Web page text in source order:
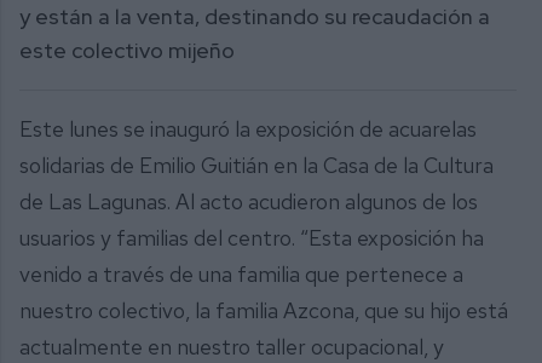
y están a la venta, destinando su recaudación a
este colectivo mijeño
Este lunes se inauguró la exposición de acuarelas
solidarias de Emilio Guitián en la Casa de la Cultura
de Las Lagunas. Al acto acudieron algunos de los
usuarios y familias del centro. “Esta exposición ha
venido a través de una familia que pertenece a
nuestro colectivo, la familia Azcona, que su hijo está
actualmente en nuestro taller ocupacional, y